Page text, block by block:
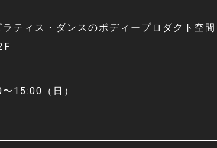
ラティス・ダンスのボディープロダクト空間
15:00（日）